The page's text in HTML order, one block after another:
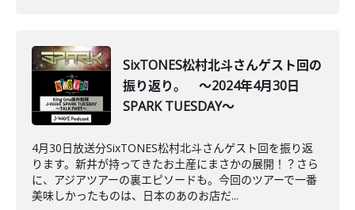
SixTONES松村北斗さんゲスト回の
振り返り。 ～2024年4月30日
SPARK TUESDAY～
4月30日放送分SixTONES松村北斗さんゲスト回を振り返
ります。新井が持ってきたお土産にまさかの展開！？さら
に、アジアツアーの裏エピソードも。今回のツアーで一番
美味しかったものは、日本のあのお店だ...